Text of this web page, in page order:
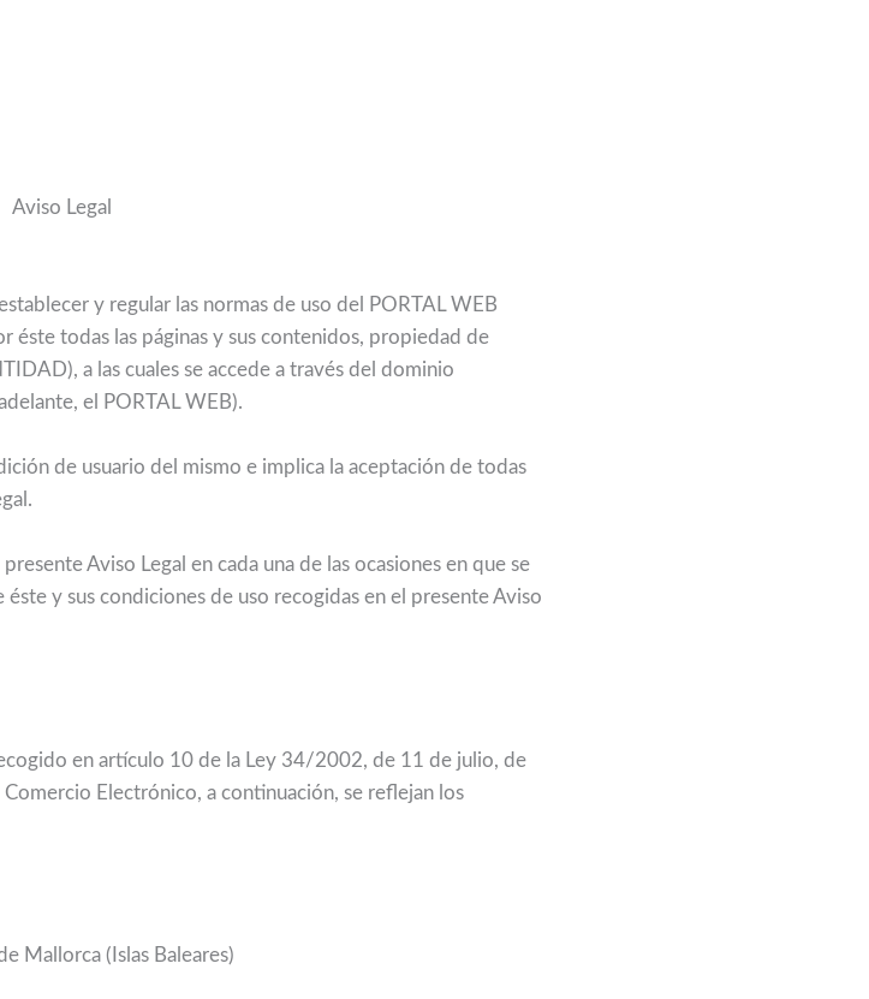
Aviso Legal
y regular las normas de uso del PORTAL WEB
éste todas las páginas y sus contenidos, propiedad de
a las cuales se accede a través del dominio
el PORTAL WEB).
de usuario del mismo e implica la aceptación de todas
Aviso Legal en cada una de las ocasiones en que se
y sus condiciones de uso recogidas en el presente Aviso
en artículo 10 de la Ley 34/2002, de 11 de julio, de
Electrónico, a continuación, se reflejan los
Mallorca (Islas Baleares)